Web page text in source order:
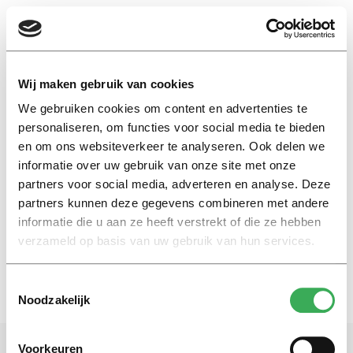
Wij maken gebruik van cookies
We gebruiken cookies om content en advertenties te
personaliseren, om functies voor social media te bieden
en om ons websiteverkeer te analyseren. Ook delen we
informatie over uw gebruik van onze site met onze
partners voor social media, adverteren en analyse. Deze
partners kunnen deze gegevens combineren met andere
informatie die u aan ze heeft verstrekt of die ze hebben
verzameld op basis van uw gebruik van hun services.
Noodzakelijk
Voorkeuren
EN
Theoloog des Vaderlands
Nieuws
Nieuwe bisschop Den Bosch in
Maranatha
14 april 2016